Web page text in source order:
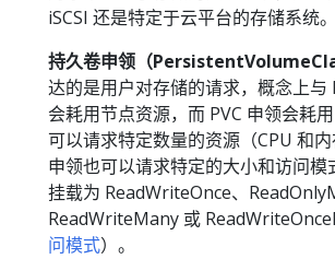
iSCSI 还是特定于云平台的存储系统。
持久卷申领（
达的是用户对存储的请求，概念上与
会耗用节点资源，而 PVC 申领会耗
可以请求特定数量的资源（CPU 和
申领也可以请求特定的大小和访问模
挂载为 ReadWriteOnce、
ReadWriteMany 或
问模式）。